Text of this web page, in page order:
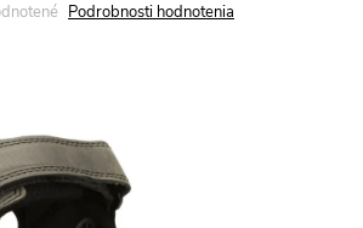
Podrobnosti hodnotenia